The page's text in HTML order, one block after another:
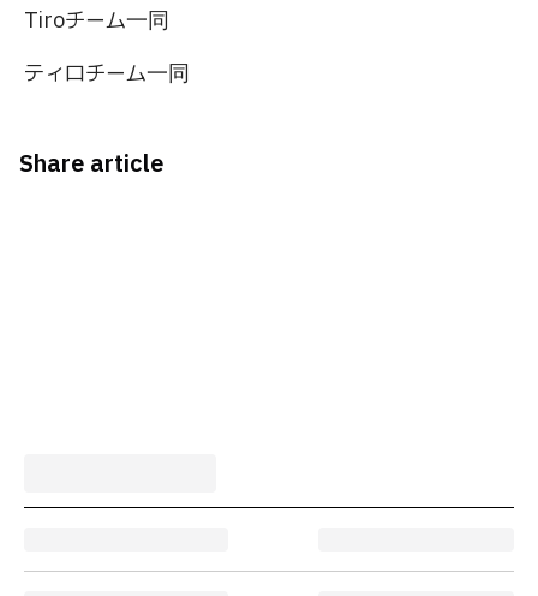
Tiroチーム一同
ティロチーム一同
Share article